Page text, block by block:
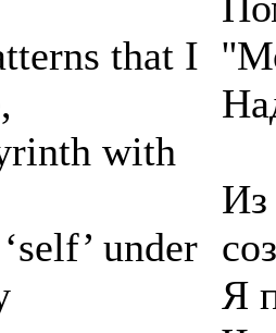
that I
with
under
Из
Я